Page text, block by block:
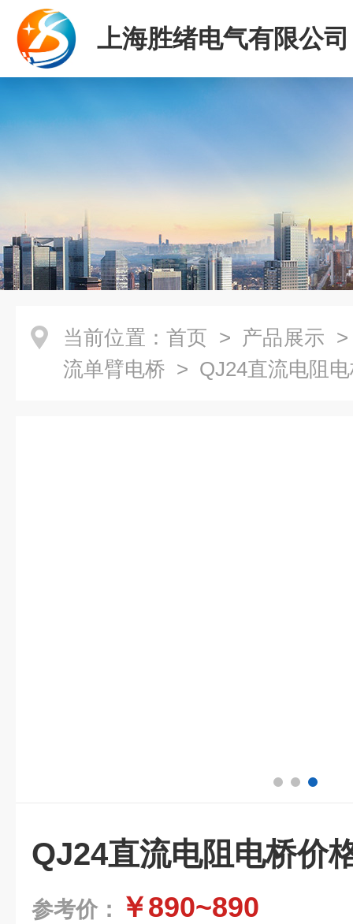
上海胜绪电气有限公司
当前位置： 首页 > 产品展示
流单臂电桥 > QJ24直流电阻
QJ24直流电阻电桥价
参考价： ￥890~890